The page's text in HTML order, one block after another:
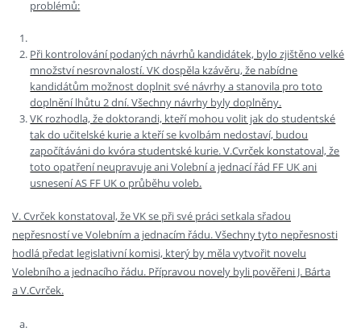
problémů:
Při kontrolování podaných návrhů kandidátek, bylo zjištěno velké
množství nesrovnalostí. VK dospěla kzávěru, že nabídne
kandidátům možnost doplnit své návrhy a stanovila pro toto
doplnění lhůtu 2 dní. Všechny návrhy byly doplněny.
VK rozhodla, že doktorandi, kteří mohou volit jak do studentské
tak do učitelské kurie a kteří se kvolbám nedostaví, budou
započítáváni do kvóra studentské kurie. V.Cvrček konstatoval, že
toto opatření neupravuje ani Volební a jednací řád FF UK ani
usnesení AS FF UK o průběhu voleb.
V. Cvrček konstatoval, že VK se při své práci setkala sřadou
nepřesností ve Volebním a jednacím řádu. Všechny tyto nepřesnosti
hodlá předat legislativní komisi, který by měla vytvořit novelu
Volebního a jednacího řádu. Přípravou novely byli pověřeni J. Bárta
a V.Cvrček.